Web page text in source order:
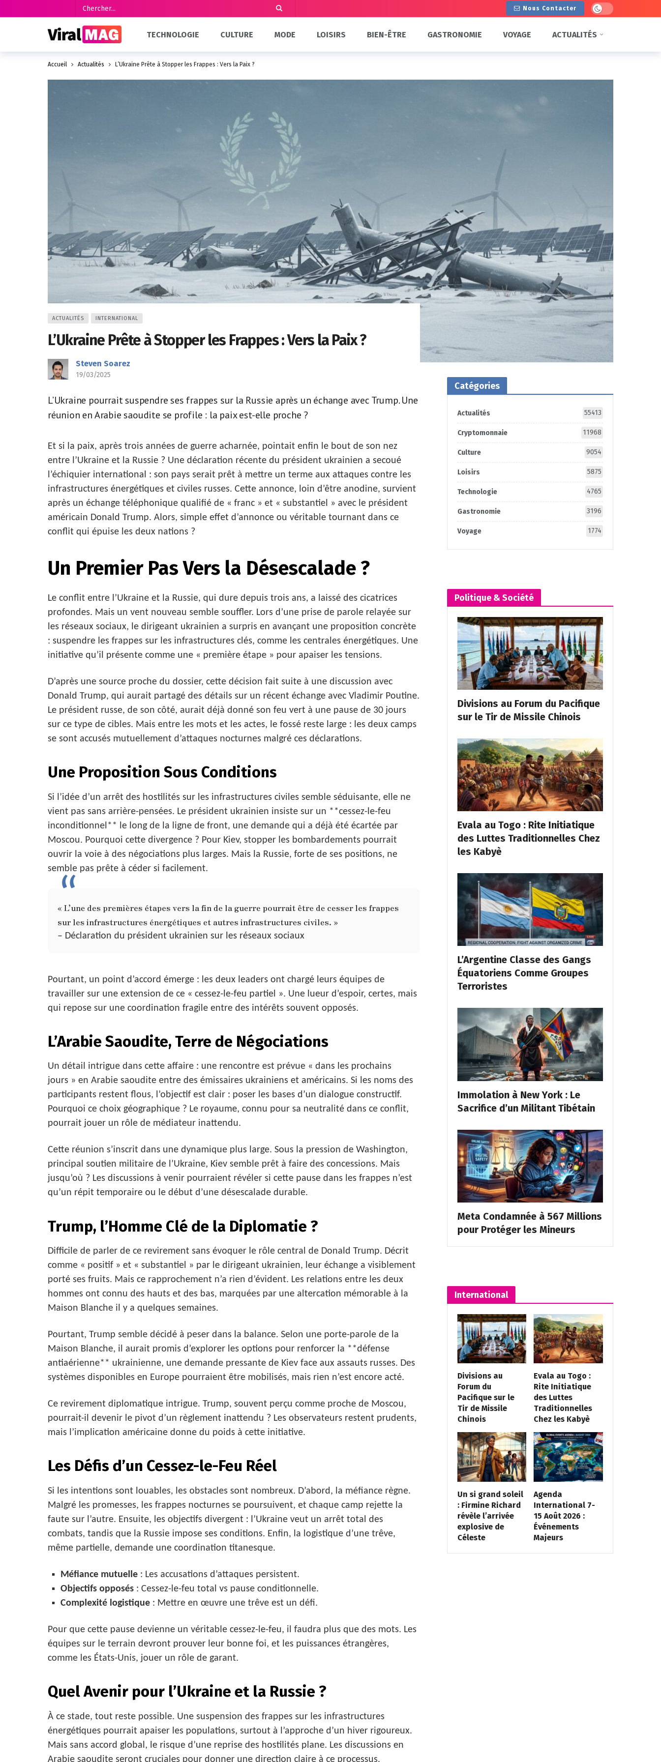
Nous Contacter Dark mode
TECHNOLOGIE CULTURE MODE LOISIRS BIEN-ÊTRE GASTRONOMIE VOYAGE ACTUALITÉS
Accueil Actualités L’Ukraine Prête à Stopper les Frappes : Vers la Paix ?
ACTUALITÉS INTERNATIONAL
L’Ukraine Prête à Stopper les Frappes : Vers la Paix ?
Steven Soarez
19/03/2025
L’Ukraine pourrait suspendre ses frappes sur la Russie après un échange avec Trump. Une
réunion en Arabie saoudite se profile : la paix est-elle proche ?
Et si la paix, après trois années de guerre acharnée, pointait enfin le bout de son nez
entre l’Ukraine et la Russie ? Une déclaration récente du président ukrainien a secoué
l’échiquier international : son pays serait prêt à mettre un terme aux attaques contre les
infrastructures énergétiques et civiles russes. Cette annonce, loin d’être anodine, survient
après un échange téléphonique qualifié de « franc » et « substantiel » avec le président
américain Donald Trump. Alors, simple effet d’annonce ou véritable tournant dans ce
conflit qui épuise les deux nations ?
Un Premier Pas Vers la Désescalade ?
Le conflit entre l’Ukraine et la Russie, qui dure depuis trois ans, a laissé des cicatrices
profondes. Mais un vent nouveau semble souffler. Lors d’une prise de parole relayée sur
les réseaux sociaux, le dirigeant ukrainien a surpris en avançant une proposition concrète
: suspendre les frappes sur les infrastructures clés, comme les centrales énergétiques. Une
initiative qu’il présente comme une « première étape » pour apaiser les tensions.
D’après une source proche du dossier, cette décision fait suite à une discussion avec
Donald Trump, qui aurait partagé des détails sur un récent échange avec Vladimir Poutine.
Le président russe, de son côté, aurait déjà donné son feu vert à une pause de 30 jours
sur ce type de cibles. Mais entre les mots et les actes, le fossé reste large : les deux camps
se sont accusés mutuellement d’attaques nocturnes malgré ces déclarations.
Une Proposition Sous Conditions
Si l’idée d’un arrêt des hostilités sur les infrastructures civiles semble séduisante, elle ne
vient pas sans arrière-pensées. Le président ukrainien insiste sur un **cessez-le-feu
inconditionnel** le long de la ligne de front, une demande qui a déjà été écartée par
Moscou. Pourquoi cette divergence ? Pour Kiev, stopper les bombardements pourrait
ouvrir la voie à des négociations plus larges. Mais la Russie, forte de ses positions, ne
semble pas prête à céder si facilement.
« L’une des premières étapes vers la fin de la guerre pourrait être de cesser les frappes
sur les infrastructures énergétiques et autres infrastructures civiles. »
– Déclaration du président ukrainien sur les réseaux sociaux
Pourtant, un point d’accord émerge : les deux leaders ont chargé leurs équipes de
travailler sur une extension de ce « cessez-le-feu partiel ». Une lueur d’espoir, certes, mais
qui repose sur une coordination fragile entre des intérêts souvent opposés.
L’Arabie Saoudite, Terre de Négociations
Un détail intrigue dans cette affaire : une rencontre est prévue « dans les prochains
jours » en Arabie saoudite entre des émissaires ukrainiens et américains. Si les noms des
participants restent flous, l’objectif est clair : poser les bases d’un dialogue constructif.
Pourquoi ce choix géographique ? Le royaume, connu pour sa neutralité dans ce conflit,
pourrait jouer un rôle de médiateur inattendu.
Cette réunion s’inscrit dans une dynamique plus large. Sous la pression de Washington,
principal soutien militaire de l’Ukraine, Kiev semble prêt à faire des concessions. Mais
jusqu’où ? Les discussions à venir pourraient révéler si cette pause dans les frappes n’est
qu’un répit temporaire ou le début d’une désescalade durable.
Trump, l’Homme Clé de la Diplomatie ?
Difficile de parler de ce revirement sans évoquer le rôle central de Donald Trump. Décrit
comme « positif » et « substantiel » par le dirigeant ukrainien, leur échange a visiblement
porté ses fruits. Mais ce rapprochement n’a rien d’évident. Les relations entre les deux
hommes ont connu des hauts et des bas, marquées par une altercation mémorable à la
Maison Blanche il y a quelques semaines.
Pourtant, Trump semble décidé à peser dans la balance. Selon une porte-parole de la
Maison Blanche, il aurait promis d’explorer les options pour renforcer la **défense
antiaérienne** ukrainienne, une demande pressante de Kiev face aux assauts russes. Des
systèmes disponibles en Europe pourraient être mobilisés, mais rien n’est encore acté.
Ce revirement diplomatique intrigue. Trump, souvent perçu comme proche de Moscou,
pourrait-il devenir le pivot d’un règlement inattendu ? Les observateurs restent prudents,
mais l’implication américaine donne du poids à cette initiative.
Les Défis d’un Cessez-le-Feu Réel
Si les intentions sont louables, les obstacles sont nombreux. D’abord, la méfiance règne.
Malgré les promesses, les frappes nocturnes se poursuivent, et chaque camp rejette la
faute sur l’autre. Ensuite, les objectifs divergent : l’Ukraine veut un arrêt total des
combats, tandis que la Russie impose ses conditions. Enfin, la logistique d’une trêve,
même partielle, demande une coordination titanesque.
Méfiance mutuelle : Les accusations d’attaques persistent.
Objectifs opposés : Cessez-le-feu total vs pause conditionnelle.
Complexité logistique : Mettre en œuvre une trêve est un défi.
Pour que cette pause devienne un véritable cessez-le-feu, il faudra plus que des mots. Les
équipes sur le terrain devront prouver leur bonne foi, et les puissances étrangères,
comme les États-Unis, jouer un rôle de garant.
Quel Avenir pour l’Ukraine et la Russie ?
À ce stade, tout reste possible. Une suspension des frappes sur les infrastructures
énergétiques pourrait apaiser les populations, surtout à l’approche d’un hiver rigoureux.
Mais sans accord global, le risque d’une reprise des hostilités plane. Les discussions en
Arabie saoudite seront cruciales pour donner une direction claire à ce processus.
Catégories
Actualités 55413
Cryptomonnaie 11968
Culture 9054
Loisirs 5875
Technologie 4765
Gastronomie 3196
Voyage 1774
Politique & Société
Divisions au Forum du Pacifique
sur le Tir de Missile Chinois
Evala au Togo : Rite Initiatique
des Luttes Traditionnelles Chez
les Kabyè
L’Argentine Classe des Gangs
Équatoriens Comme Groupes
Terroristes
Immolation à New York : Le
Sacrifice d’un Militant Tibétain
Meta Condamnée à 567 Millions
pour Protéger les Mineurs
International
Divisions au
Forum du
Pacifique sur le
Tir de Missile
Chinois
Evala au Togo :
Rite Initiatique
des Luttes
Traditionnelles
Chez les Kabyè
Un si grand soleil
: Firmine Richard
révèle l’arrivée
explosive de
Céleste
Agenda
International 7-
15 Août 2026 :
Événements
Majeurs